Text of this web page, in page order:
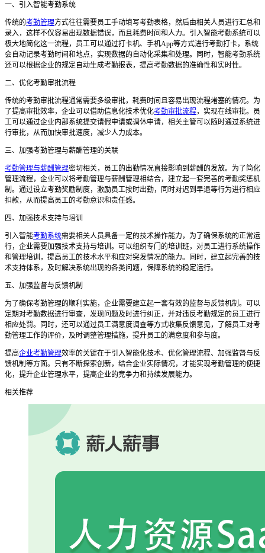
一、引入智能考勤系统
传统的考勤管理方式往往需要员工手动填写考勤表格，然后由相关人员进行汇总和
录入，这样不仅容易出现数据错误，而且耗费时间和人力。引入智能考勤系统可以
极大地简化这一流程，员工可以通过打卡机、手机App等方式进行考勤打卡，系统
会自动记录考勤时间和地点，实现数据的自动化采集和处理。同时，智能考勤系统
还可以根据企业的规定自动生成考勤报表，提高考勤数据的准确性和实时性。
二、优化考勤审批流程
传统的考勤审批流程通常需要多级审批，耗费时间且容易出现流程堵塞的情况。为
了提高审批效率，企业可以借助信息化技术优化考勤审批流程，实现在线审批。员
工可以通过企业内部系统提交请假申请或调休申请，相关主管可以随时通过系统进
行审批，从而加快审批速度，减少人力成本。
三、加强考勤管理与薪酬管理的关联
考勤管理与薪酬管理密切相关，员工的出勤情况直接影响到薪酬的发放。为了简化
管理流程，企业可以将考勤管理与薪酬管理相结合，建立起一套完善的考勤奖惩机
制。通过设立考勤奖励制度，激励员工按时出勤，同时对迟到早退等行为进行相应
扣款，从而提高员工的考勤意识和责任感。
四、加强技术支持与培训
引入智能考勤系统需要相关人员具备一定的技术操作能力，为了确保系统的正常运
行，企业需要加强技术支持与培训。可以组织专门的培训班，对员工进行系统操作
和管理培训，提高员工的技术水平和应对突发情况的能力。同时，建立起完善的技
术支持体系，及时解决系统出现的各类问题，保障系统的稳定运行。
五、加强监督与反馈机制
为了确保考勤管理的顺利实施，企业需要建立起一套有效的监督与反馈机制。可以
定期对考勤数据进行审查，发现问题及时进行纠正，并对违反考勤规定的员工进行
相应处罚。同时，还可以通过员工满意度调查等方式收集反馈意见，了解员工对考
勤管理工作的评价，及时调整管理措施，提升员工的满意度和参与度。
提高企业考勤管理效率的关键在于引入智能化技术、优化管理流程、加强监督与反
馈机制等方面。只有不断探索创新，结合企业实际情况，才能实现考勤管理的便捷
化，提升企业管理水平，提高企业的竞争力和持续发展能力。
相关推荐